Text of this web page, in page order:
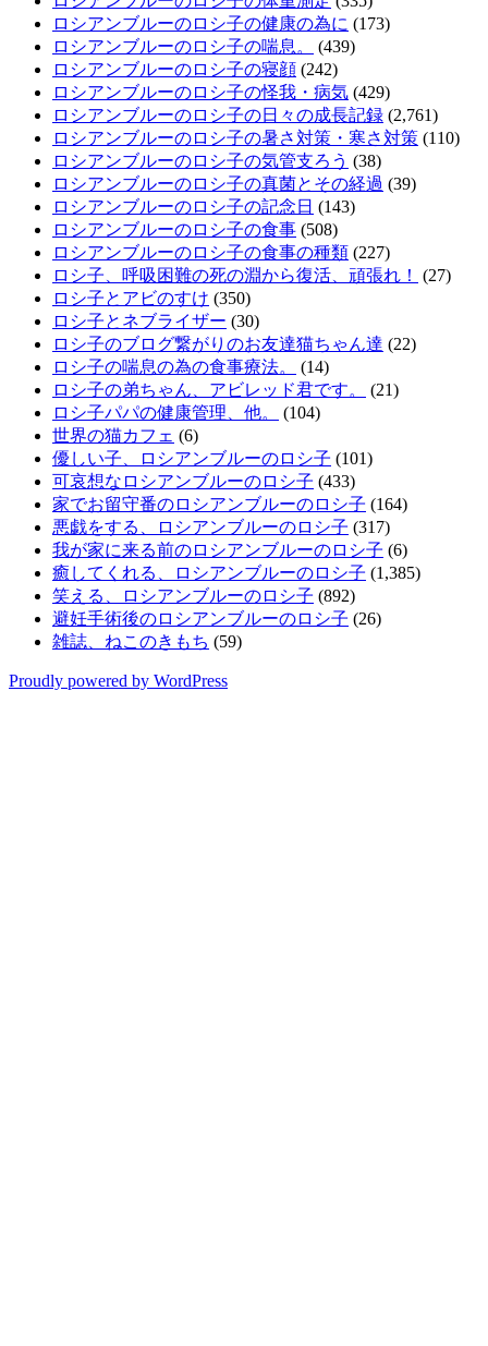
ロシアンブルーのロシ子の健康の為に (173)
ロシアンブルーのロシ子の喘息。
(439)
ロシアンブルーのロシ子の寝顔 (242)
ロシアンブルーのロシ子の怪我・病気 (429)
ロシアンブルーのロシ子の日々の成長記録 (2,761)
ロシアンブルーのロシ子の暑さ対策・寒さ対策 (110)
ロシアンブルーのロシ子の気管支ろう (38)
ロシアンブルーのロシ子の真菌とその経過 (39)
ロシアンブルーのロシ子の記念日 (143)
ロシアンブルーのロシ子の食事 (508)
ロシアンブルーのロシ子の食事の種類 (227)
ロシ子、呼吸困難の死の淵から復活、頑張れ！
(27)
ロシ子とアビのすけ (350)
ロシ子とネブライザー (30)
ロシ子のブログ繋がりのお友達猫ちゃん達 (22)
ロシ子の喘息の為の食事療法。
(14)
ロシ子の弟ちゃん、アビレッド君です。
(21)
ロシ子パパの健康管理、他。
(104)
世界の猫カフェ (6)
優しい子、ロシアンブルーのロシ子 (101)
可哀想なロシアンブルーのロシ子 (433)
家でお留守番のロシアンブルーのロシ子 (164)
悪戯をする、ロシアンブルーのロシ子 (317)
我が家に来る前のロシアンブルーのロシ子 (6)
癒してくれる、ロシアンブルーのロシ子 (1,385)
笑える、ロシアンブルーのロシ子 (892)
避妊手術後のロシアンブルーのロシ子 (26)
雑誌、ねこのきもち (59)
Proudly powered by WordPress